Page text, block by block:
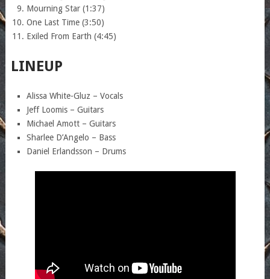
Mourning Star (1:37)
One Last Time (3:50)
Exiled From Earth (4:45)
LINEUP
Alissa White-Gluz – Vocals
Jeff Loomis – Guitars
Michael Amott – Guitars
Sharlee D’Angelo – Bass
Daniel Erlandsson – Drums